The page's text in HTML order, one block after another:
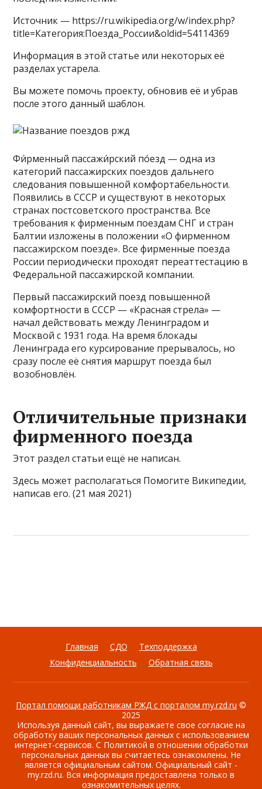
Источник — https://ru.wikipedia.org/w/index.php?
title=Категория:Поезда_России&oldid=54114369
Информация в этой статье или некоторых её
разделах устарела.
Вы можете помочь проекту, обновив её и убрав
после этого данный шаблон.
Фи́рменный пассажи́рский по́езд — одна из
категорий пассажирских поездов дальнего
следования повышенной комфортабельности.
Появились в СССР и существуют в некоторых
странах постсоветского пространства. Все
требования к фирменным поездам СНГ и стран
Балтии изложены в положении «О фирменном
пассажирском поезде». Все фирменные поезда
России периодически проходят переаттестацию в
Федеральной пассажирской компании.
Первый пассажирский поезд повышенной
комфортности в СССР — «Красная стрела» —
начал действовать между Ленинградом и
Москвой с 1931 года. На время блокады
Ленинграда его курсирование прерывалось, но
сразу после её снятия маршрут поезда был
возобновлён.
Отличительные признаки
фирменного поезда
Этот раздел статьи ещё не написан.
Здесь может располагаться Помогите Википедии,
написав его. (21 мая 2021)
Главная СДО
Техподдержка
Конфиденциальность
Обратная связь
Портал помощи работникам РЖД с порталом my.rzd.ru ©
2025
Используя данный сайт, вы выражаете свое согласие на
обработку ваших персональных данных с использованием
интернет-сервисов. С Политикой в отношении обработки
персональных данных вы считаетесь ознакомлены. Не
является официальным сайтом. Официальный сайт -
my.rzd.ru. Вся информация предоставлена только в
ознакомительных целях.